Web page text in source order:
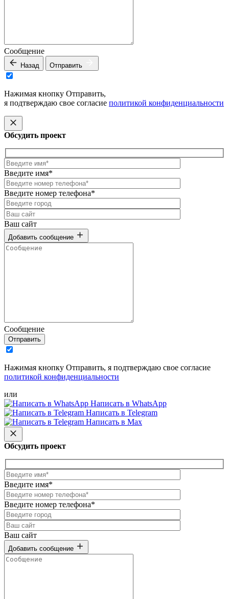
Сообщение
Назад Отправить
Нажимая кнопку Отправить,
я подтверждаю свое согласие политикой конфиденциальности
Обсудить проект
Введите имя*
Введите номер телефона*
Ваш сайт
Добавить сообщение
Сообщение
Отправить
Нажимая кнопку Отправить, я подтверждаю свое согласие
политикой конфиденциальности
или
Написать в WhatsApp
Написать в Telegram
Написать в Max
Обсудить проект
Введите имя*
Введите номер телефона*
Ваш сайт
Добавить сообщение